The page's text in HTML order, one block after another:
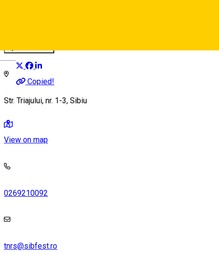
Copied!
Str. Triajului, nr. 1-3, Sibiu
View on map
0269210092
tnrs@sibfest.ro